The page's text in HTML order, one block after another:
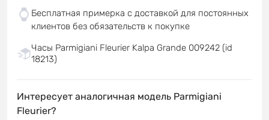
Бесплатная примерка с доставкой для постоянных
клиентов без обязательств к покупке
Часы Parmigiani Fleurier Kalpa Grande 009242 (id
18213)
Интересует аналогичная модель Parmigiani
Fleurier?